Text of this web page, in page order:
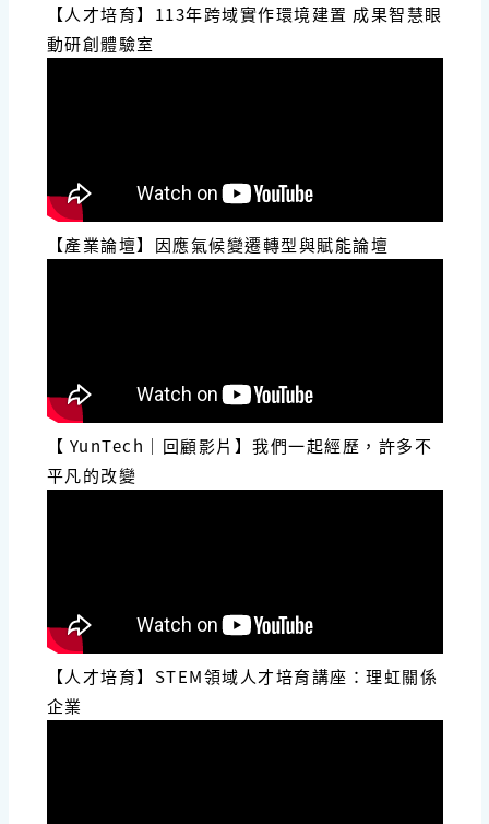
【人才培育】113年跨域實作環境建置 成果智慧眼
動研創體驗室
【產業論壇】因應氣候變遷轉型與賦能論壇
【 YunTech｜回顧影片】我們一起經歷，許多不
平凡的改變
【人才培育】STEM領域人才培育講座：理虹關係
企業